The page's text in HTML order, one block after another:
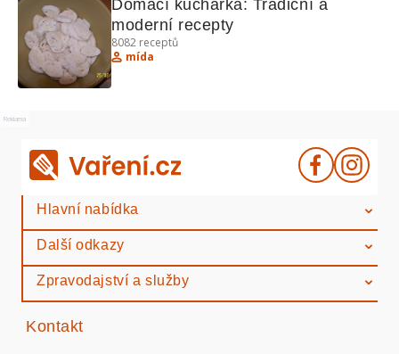
Domácí kuchařka: Tradiční a
moderní recepty
8082 receptů
mída
Reklama
Hlavní nabídka
Další odkazy
Zpravodajství a služby
Kontakt